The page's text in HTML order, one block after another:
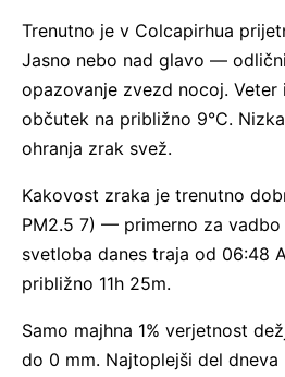
Trenutno je v Colcapirhua
Jasno nebo nad glavo —
opazovanje zvezd nocoj. Veter
občutek na približno 9°C.
ohranja zrak svež.
Kakovost zraka je trenutno
PM2.5 7) — primerno za vadbo
svetloba danes traja od 06:48
približno 11h 25m.
Samo majhna 1% verjetnost
do 0 mm. Najtoplejši del dneva